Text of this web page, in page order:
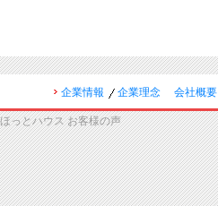
企業情報 企業理念 会社概要
ほっとハウス お客様の声